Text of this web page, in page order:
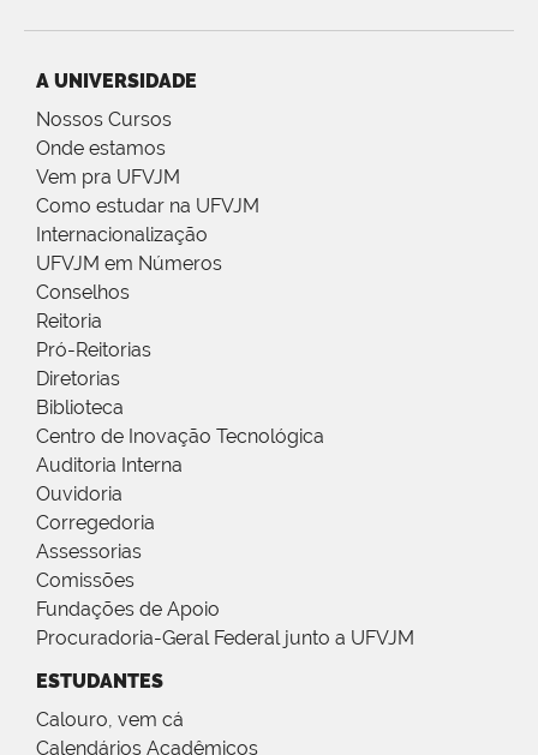
A UNIVERSIDADE
Nossos Cursos
Onde estamos
Vem pra UFVJM
Como estudar na UFVJM
Internacionalização
UFVJM em Números
Conselhos
Reitoria
Pró-Reitorias
Diretorias
Biblioteca
Centro de Inovação Tecnológica
Auditoria Interna
Ouvidoria
Corregedoria
Assessorias
Comissões
Fundações de Apoio
Procuradoria-Geral Federal junto a UFVJM
ESTUDANTES
Calouro, vem cá
Calendários Acadêmicos